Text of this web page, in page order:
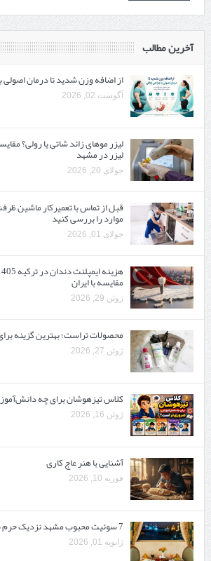
آخرین مطالب
از اضافه وزن شدید تا درمان اصولی
آگوست 02, 2026
لیزر موهای زائد شاتی یا رولی؟
لیزر در مشهد
جولای 20, 2026
قبل از تماس با تعمیرکار ماشین
موارد را بررسی کنید
جولای 01, 2026
مقایسه با ایران
ژوئن 29, 2026
محصولات تراست؛ بهترین گزینه
ژوئن 27, 2026
کلاس تیزهوشان برای چه
ژوئن 16, 2026
آشنایی با هنر عاج کاری
فوریه 10, 2026
7 سوئیت محبوب مشهد نزدیک حرم با غذا و نظر مسافران
ژانویه 01, 2026